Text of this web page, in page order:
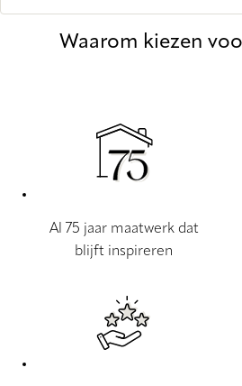
Waarom kiezen
Al 75 jaar maatwerk dat
blijft inspireren